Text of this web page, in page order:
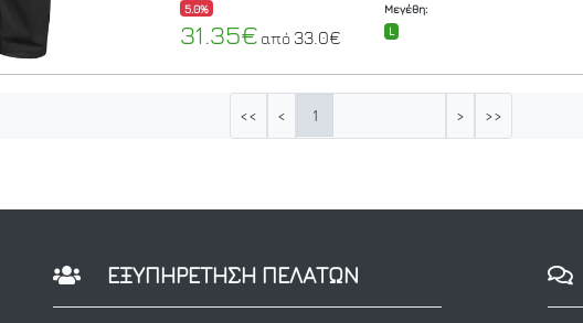
5.0%
31.35€ από 33.0€
Μεγέθη:
L
<< < 1 > >>
ΕΞΥΠΗΡΕΤΗΣΗ ΠΕΛΑΤΩΝ